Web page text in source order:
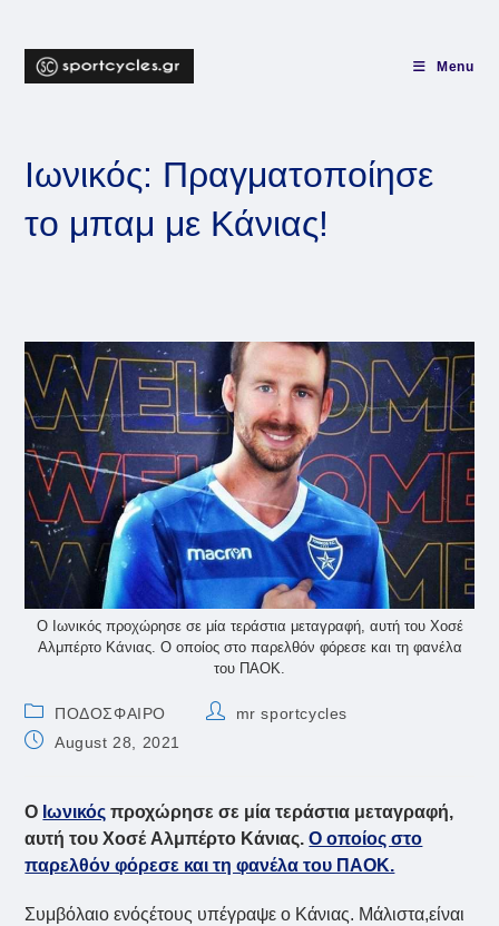
content
Menu
Ιωνικός: Πραγματοποίησε
το μπαμ με Κάνιας!
Ο Ιωνικός προχώρησε σε μία τεράστια μεταγραφή, αυτή του Χοσέ
Aλμπέρτο Κάνιας. Ο οποίος στο παρελθόν φόρεσε και τη φανέλα
του ΠΑΟΚ.
Post
category:
ΠΟΔΟΣΦΑΙΡΟ
Postmr sportcycles
PostAugust 28, 2021
Ο Ιωνικός προχώρησε σε μία τεράστια μεταγραφή,
αυτή του Χοσέ Aλμπέρτο Κάνιας.Ο οποίος στο
παρελθόν φόρεσε και τη φανέλα του ΠΑΟΚ.
Συμβόλαιο ενόςέτους υπέγραψε ο Κάνιας. Μάλιστα,είναι